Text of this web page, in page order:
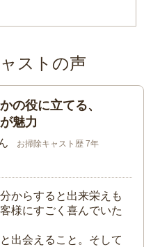
ストの声
の役に立てる、
魅力
お掃除キャスト歴 7年
からすると出来栄えも
様にすごく喜んでいた
出会えること。そして